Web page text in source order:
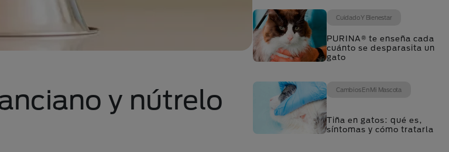
y nútrelo
Cuidado Y Bienestar
PURINA® te enseña cada
cuánto se desparasita un
gato
Cambios En Mi Mascota
Tiña en gatos: qué es,
síntomas y cómo tratarla